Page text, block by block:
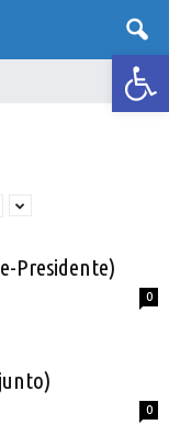
Abrir
Presidente)
0
0